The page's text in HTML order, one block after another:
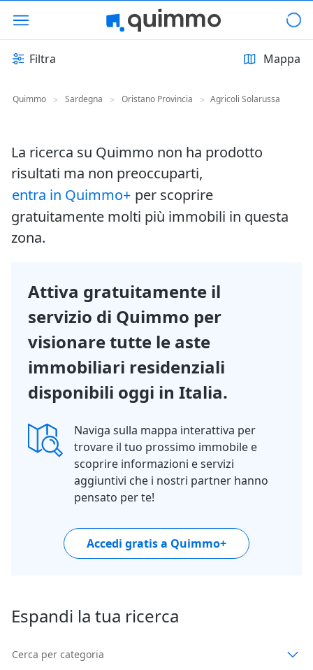
Filtra Mappa
Quimmo > Sardegna > Oristano Provincia > Agricoli Solarussa
La ricerca su Quimmo non ha prodotto
risultati ma non preoccuparti,
entra in Quimmo+ per scoprire
gratuitamente molti più immobili in questa
zona.
Attiva gratuitamente il
servizio di Quimmo per
visionare tutte le aste
immobiliari residenziali
disponibili oggi in Italia.
Naviga sulla mappa interattiva per
trovare il tuo prossimo immobile e
scoprire informazioni e servizi
aggiuntivi che i nostri partner hanno
pensato per te!
Accedi gratis a Quimmo+
Espandi la tua ricerca
Cerca per categoria